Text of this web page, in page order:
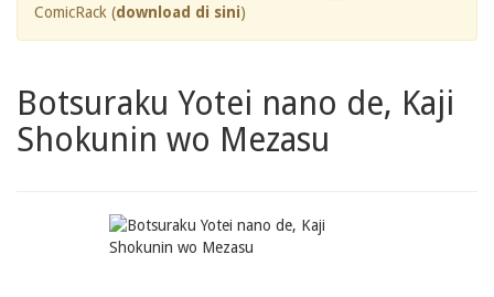
ComicRack (download di sini)
Botsuraku Yotei nano de, Kaji
Shokunin wo Mezasu